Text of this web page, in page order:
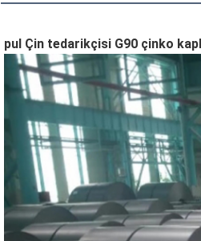
pul Çin tedarikçisi G90 çinko